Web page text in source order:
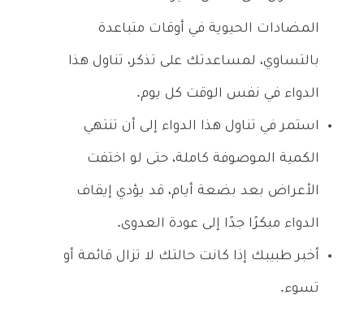
المضادات الحيوية في أوقات متباعدة
بالتساوي، لمساعدتك على تذكر، تناول هذا
الدواء في نفس الوقت كل يوم.
استمر في تناول هذا الدواء إلى أن تنتهي
الكمية الموصوفة كاملة، حتى لو اختفت
الأعراض بعد بضعة أيام، قد يؤدي إيقاف
الدواء مبكرًا جدًا إلى عودة العدوى.
أخبر طبيبك إذا كانت حالتك لا تزال قائمة أو
تسوء.